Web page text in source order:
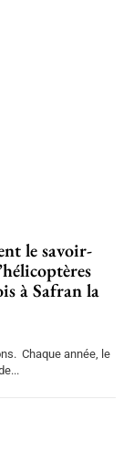
le savoir-
à Safran la
le